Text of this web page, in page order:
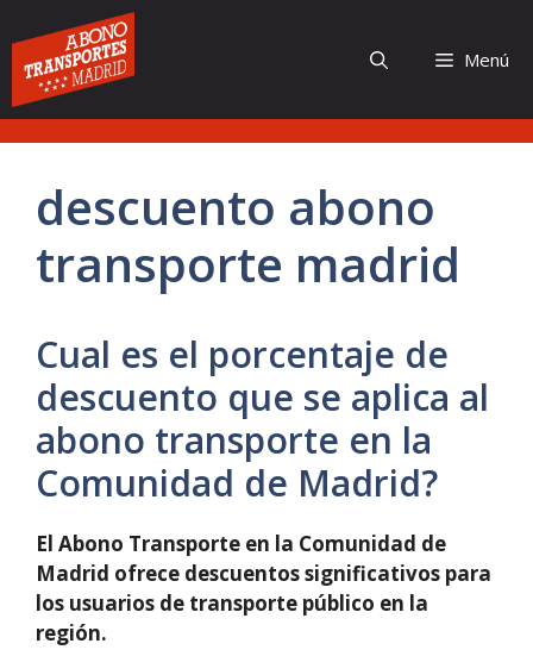
al
contenido
Menú
descuento abono
transporte madrid
Cual es el porcentaje de
descuento que se aplica al
abono transporte en la
Comunidad de Madrid?
El Abono Transporte en la Comunidad de
Madrid ofrece descuentos significativos para
los usuarios de transporte público en la
región.